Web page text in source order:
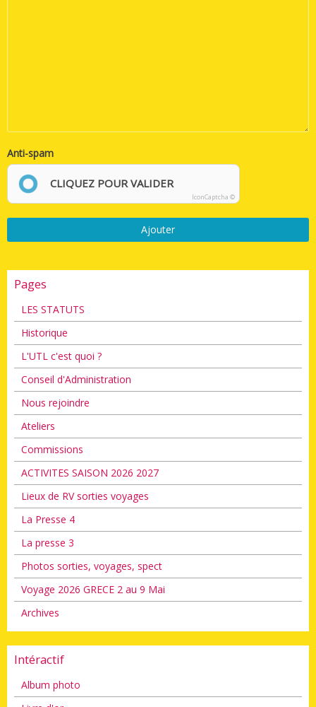
Anti-spam
CLIQUEZ POUR VALIDER
IconCaptcha ©
Ajouter
Pages
LES STATUTS
Historique
L'UTL c'est quoi ?
Conseil d'Administration
Nous rejoindre
Ateliers
Commissions
ACTIVITES SAISON 2026 2027
Lieux de RV sorties voyages
La Presse 4
La presse 3
Photos sorties, voyages, spect
Voyage 2026 GRECE 2 au 9 Mai
Archives
Intéractif
Album photo